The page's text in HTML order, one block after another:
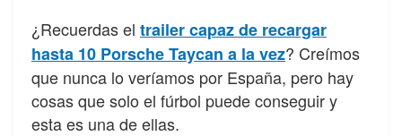
¿Recuerdas el trailer capaz de recargar
hasta 10 Porsche Taycan a la vez? Creímos
que nunca lo veríamos por España, pero hay
cosas que solo el fúrbol puede conseguir y
esta es una de ellas.